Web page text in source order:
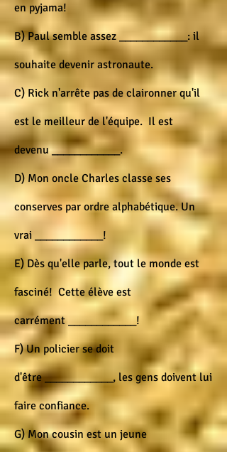
en pyjama!
B) Paul semble assez ____________: il
souhaite devenir astronaute.
C) Rick n'arrête pas de claironner qu'il
est le meilleur de l'équipe. Il est
devenu ____________.
D) Mon oncle Charles classe ses
conserves par ordre alphabétique. Un
vrai ____________!
E) Dès qu'elle parle, tout le monde est
fasciné! Cette élève est
carrément ____________!
F) Un policier se doit
d'être ____________, les gens doivent lui
faire confiance.
G) Mon cousin est un jeune